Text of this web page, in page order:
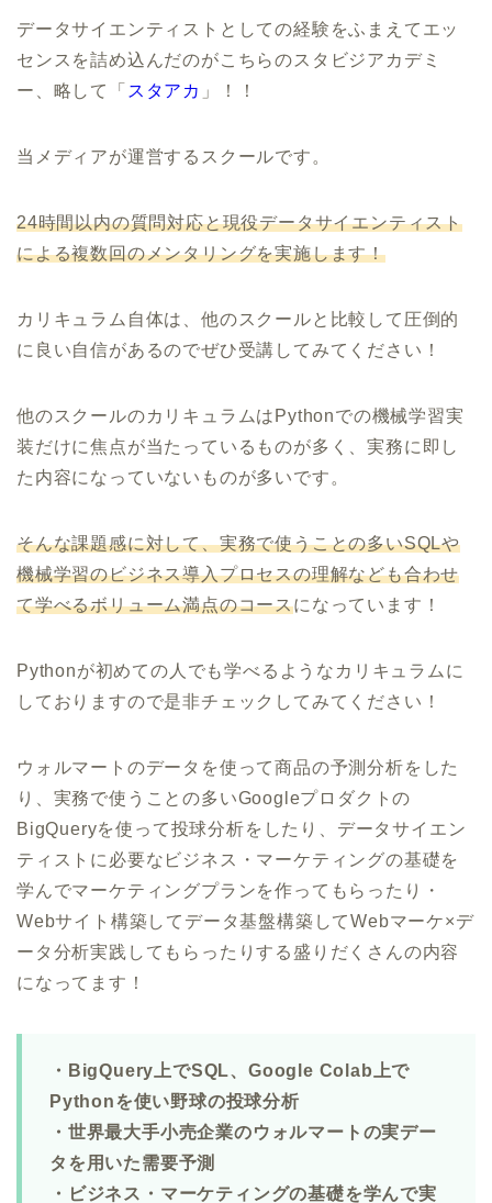
データサイエンティストとしての経験をふまえてエッ
センスを詰め込んだのがこちらのスタビジアカデミ
ー、略して「 スタアカ 」！！
当メディアが運営するスクールです。
24時間以内の質問対応と現役データサイエンティスト
による複数回のメンタリングを実施します！
カリキュラム自体は、他のスクールと比較して圧倒的
に良い自信があるのでぜひ受講してみてください！
他のスクールのカリキュラムはPythonでの機械学習実
装だけに焦点が当たっているものが多く、実務に即し
た内容になっていないものが多いです。
そんな課題感に対して、実務で使うことの多いSQLや
機械学習のビジネス導入プロセスの理解なども合わせ
て学べるボリューム満点のコースになっています！
Pythonが初めての人でも学べるようなカリキュラムに
しておりますので是非チェックしてみてください！
ウォルマートのデータを使って商品の予測分析をした
り、実務で使うことの多いGoogleプロダクトの
BigQueryを使って投球分析をしたり、データサイエン
ティストに必要なビジネス・マーケティングの基礎を
学んでマーケティングプランを作ってもらったり・
Webサイト構築してデータ基盤構築してWebマーケ×デ
ータ分析実践してもらったりする盛りだくさんの内容
になってます！
・BigQuery上でSQL、Google Colab上で
Pythonを使い野球の投球分析
・世界最大手小売企業のウォルマートの実デー
タを用いた需要予測
・ビジネス・マーケティングの基礎を学んで実